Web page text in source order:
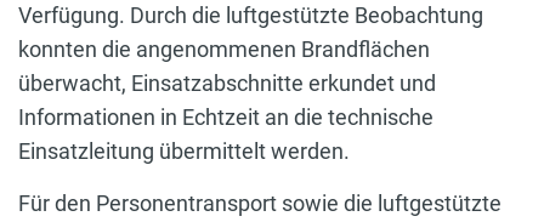
Verfügung. Durch die luftgestützte Beobachtung
konnten die angenommenen Brandflächen
überwacht, Einsatzabschnitte erkundet und
Informationen in Echtzeit an die technische
Einsatzleitung übermittelt werden.
Für den Personentransport sowie die luftgestützte